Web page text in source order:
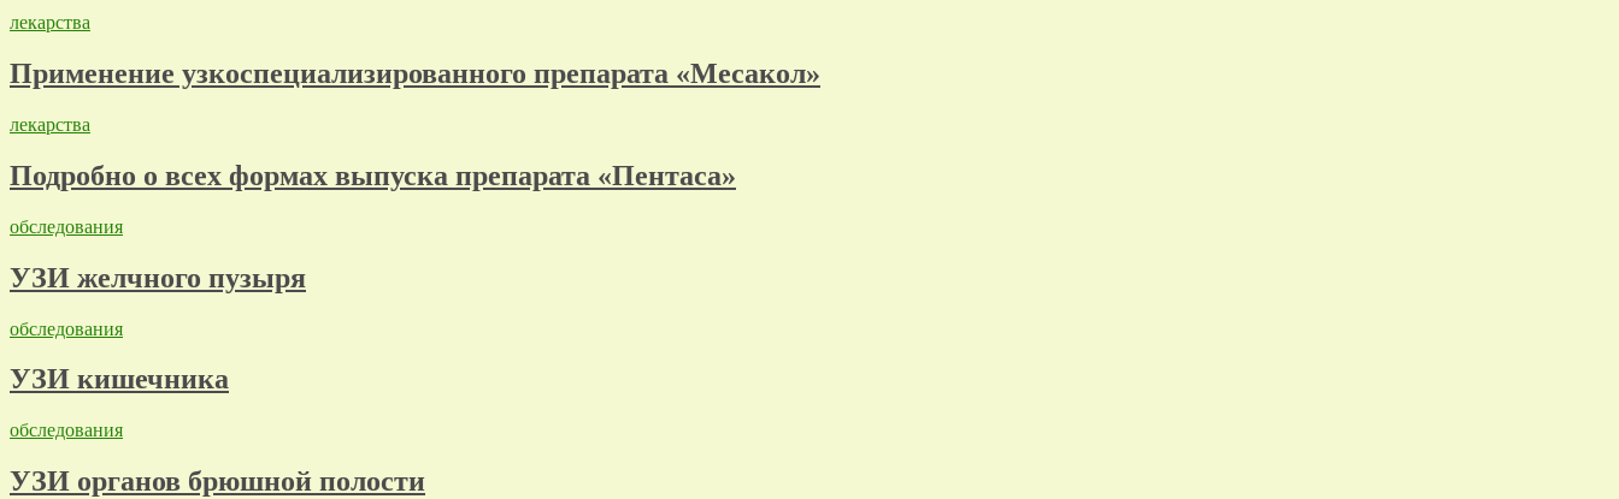
лекарства
Применение узкоспециализированного препарата «Месакол»
лекарства
Подробно о всех формах выпуска препарата «Пентаса»
обследования
УЗИ желчного пузыря
обследования
УЗИ кишечника
обследования
УЗИ органов брюшной полости